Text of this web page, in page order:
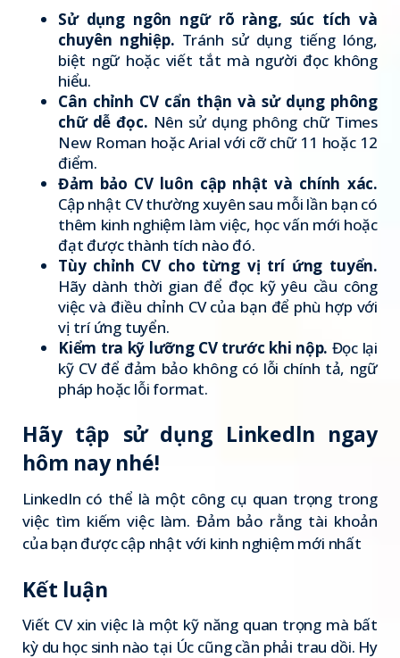
Sử dụng ngôn ngữ rõ ràng, súc tích và
chuyên nghiệp. Tránh sử dụng tiếng lóng,
biệt ngữ hoặc viết tắt mà người đọc không
hiểu.
Cân chỉnh CV cẩn thận và sử dụng phông
chữ dễ đọc. Nên sử dụng phông chữ Times
New Roman hoặc Arial với cỡ chữ 11 hoặc 12
điểm.
Đảm bảo CV luôn cập nhật và chính xác.
Cập nhật CV thường xuyên sau mỗi lần bạn có
thêm kinh nghiệm làm việc, học vấn mới hoặc
đạt được thành tích nào đó.
Tùy chỉnh CV cho từng vị trí ứng tuyển.
Hãy dành thời gian để đọc kỹ yêu cầu công
việc và điều chỉnh CV của bạn để phù hợp với
vị trí ứng tuyển.
Kiểm tra kỹ lưỡng CV trước khi nộp. Đọc lại
kỹ CV để đảm bảo không có lỗi chính tả, ngữ
pháp hoặc lỗi format.
Hãy tập sử dụng Linkedln ngay
hôm nay nhé!
LinkedIn có thể là một công cụ quan trọng trong
việc tìm kiếm việc làm. Đảm bảo rằng tài khoản
của bạn được cập nhật với kinh nghiệm mới nhất
Kết luận
Viết CV xin việc là một kỹ năng quan trọng mà bất
kỳ du học sinh nào tại Úc cũng cần phải trau dồi. Hy